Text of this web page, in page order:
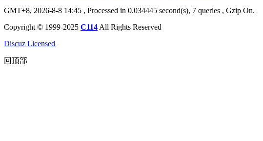
GMT+8, 2026-8-8 14:45 , Processed in 0.034445 second(s), 7 queries , Gzip On.
Copyright © 1999-2025 C114 All Rights Reserved
Discuz Licensed
回顶部